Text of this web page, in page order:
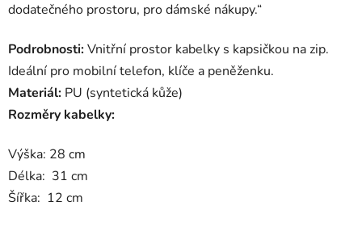
dodatečného prostoru, pro dámské nákupy.“
Podrobnosti:Vnitřní prostor kabelky s kapsičkou na zip.
Ideální pro mobilní telefon, klíče a peněženku.
Materiál: PU (syntetická kůže)
Rozměry kabelky:
Výška: 28 cm
Délka: 31 cm
Šířka: 12 cm